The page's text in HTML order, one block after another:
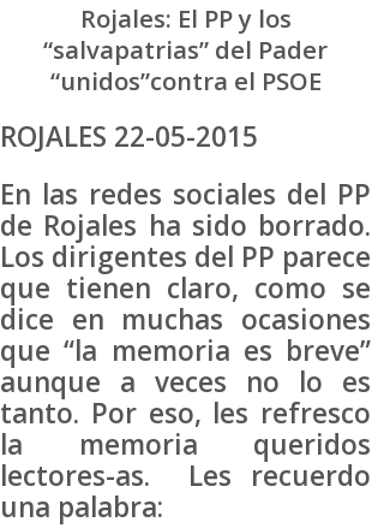
Rojales: El PP y los
“salvapatrias” del Pader
“unidos”contra el PSOE
ROJALES 22-05-2015
En las redes sociales del PP
de Rojales ha sido borrado.
Los dirigentes del PP parece
que tienen claro, como se
dice en muchas ocasiones
que “la memoria es breve”
aunque a veces no lo es
tanto. Por eso, les refresco
la memoria queridos
lectores-as. Les recuerdo
una palabra: